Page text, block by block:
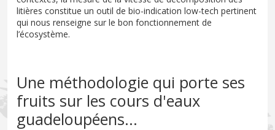
litières constitue un outil de bio-indication low-tech pertinent
qui nous renseigne sur le bon fonctionnement de
l’écosystème.
Une méthodologie qui porte ses
fruits sur les cours d'eaux
guadeloupéens...